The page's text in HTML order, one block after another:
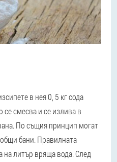
в нея 0, 5 кг сода
се смесва и се излива в
По същия принцип могат
бани. Правилната
на литър вряща вода. След